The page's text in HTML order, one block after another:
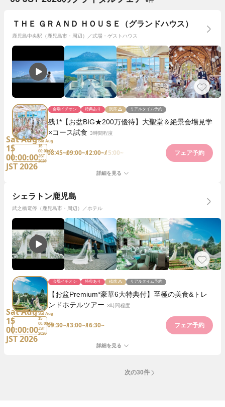
ＴＨＥ ＧＲＡＮＤ ＨＯＵＳＥ（グランドハウス）
鹿児島中央駅（鹿児島市・周辺）／式場・ゲストハウス
会場イチオシ 特典あり 残席 リアルタイム予約
残1*【お盆BIG★200万優待】大聖堂＆絶景会場見学
×コース試食 3時間程度
Sat Aug
15
00:00:00
JST 2026
Sat Aug
15
00:00:00
JST
2026
08:45~09:00~12:00~15:00~ フェア予約
詳細を見る
シェラトン鹿児島
武之橋電停（鹿児島市・周辺）／ホテル
会場イチオシ 特典あり 残席 リアルタイム予約
【お盆Premium*豪華6大特典付】至極の美食&トレ
ンドホテルツアー 3時間程度
Sat Aug
15
00:00:00
JST 2026
Sat Aug
15
00:00:00
JST
2026
09:30~13:00~16:30~ フェア予約
詳細を見る
次の30件